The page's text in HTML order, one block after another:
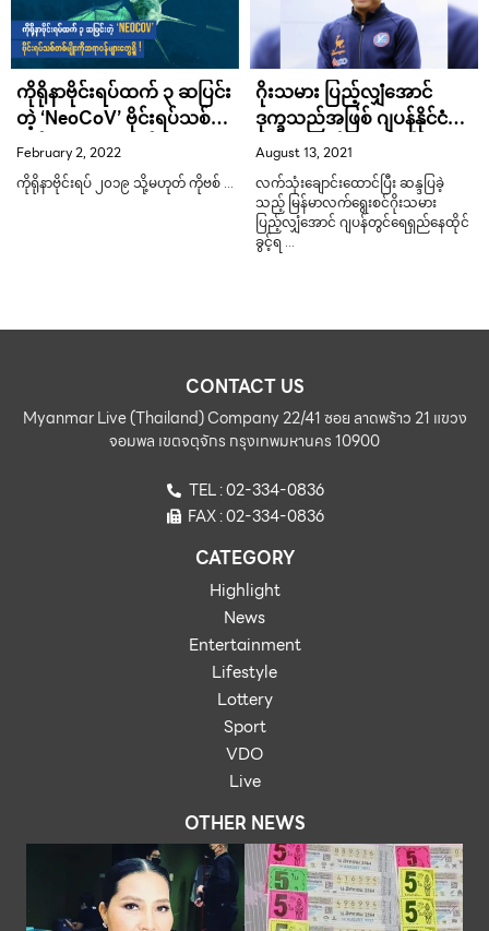
ကိုရိုနာဗိုင်းရပ်ထက် ၃ ဆပြင်း
တဲ့ ‘NeoCoV’ ဗိုင်းရပ်သစ်
တစ်မျိုးကိုဆရာဝန်များတွေ့ရှိ
February 2, 2022
ကိုရိုနာဗိုင်းရပ် ၂၀၁၉ သို့မဟုတ် ကိုဗစ် …
ဂိုးသမား ပြည့်လျှံအောင်
ဒုက္ခသည်အဖြစ် ဂျပန်နိုင်ငံ
တွင် ရေရှည်နေထိုင်ခွင့်ရ
August 13, 2021
လက်သုံးချောင်းထောင်ပြီး ဆန္ဒပြခဲ့
သည့် မြန်မာလက်ရွေးစင်ဂိုးသမား
ပြည့်လျှံအောင် ဂျပန်တွင်ရေရှည်နေထိုင်
ခွင့်ရ …
CONTACT US
Myanmar Live (Thailand) Company 22/41 ซอย ลาดพร้าว 21 แขวง
จอมพล เขตจตุจักร กรุงเทพมหานคร 10900
TEL : 02-334-0836
FAX : 02-334-0836
CATEGORY
Highlight
News
Entertainment
Lifestyle
Lottery
Sport
VDO
Live
OTHER NEWS